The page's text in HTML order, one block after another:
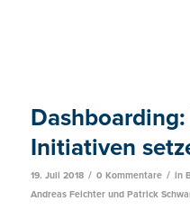
Initiativen
19. Juli 2018 / 0 Kommentare / in
Andreas Feichterund Patrick